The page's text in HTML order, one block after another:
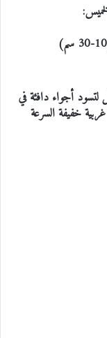
أجواء دافئة في
خفيفة السرعة